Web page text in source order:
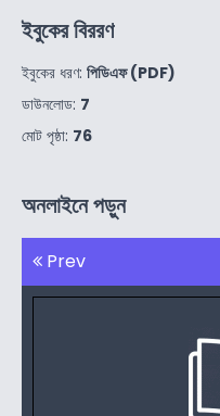
ইবুকের বিররণ
ইবুকের ধরণ: পিডিএফ (PDF)
ডাউনলোড: 7
মোট পৃষ্ঠা: 76
অনলাইনে পড়ুন
Prev